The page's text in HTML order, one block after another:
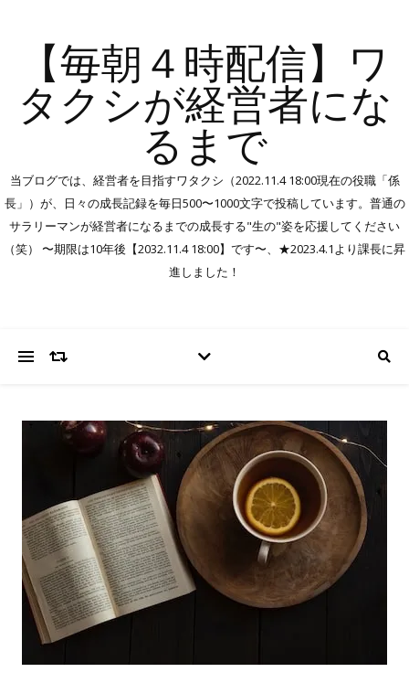
【毎朝４時配信】ワ
タクシが経営者にな
るまで
当ブログでは、経営者を目指すワタクシ（2022.11.4 18:00現在の役職「係
長」）が、日々の成長記録を毎日500〜1000文字で投稿しています。普通の
サラリーマンが経営者になるまでの成長する"生の"姿を応援してください
（笑） 〜期限は10年後【2032.11.4 18:00】です〜、★2023.4.1より課長に昇
進しました！